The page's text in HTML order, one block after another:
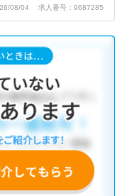
08/04 求人番号：9687285